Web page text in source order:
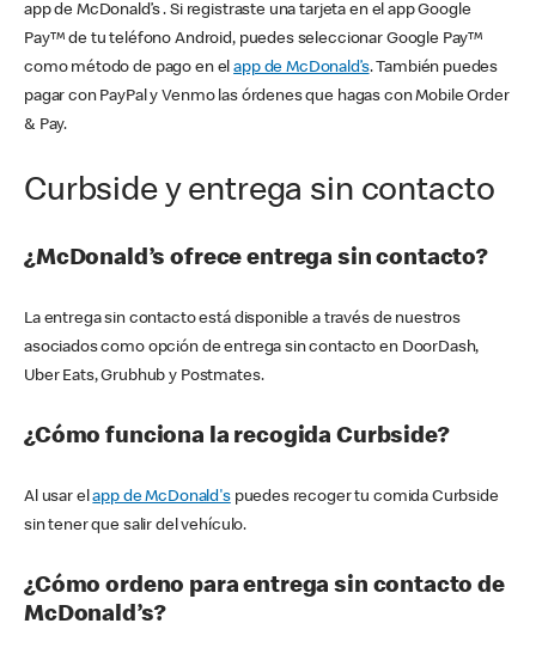
app de McDonald’s . Si registraste una tarjeta en el app Google
Pay™ de tu teléfono Android, puedes seleccionar Google Pay™
como método de pago en elapp de McDonald’s. También puedes
pagar con PayPal y Venmo las órdenes que hagas con Mobile Order
& Pay.
Curbside y entrega sin contacto
¿McDonald’s ofrece entrega sin contacto?
La entrega sin contacto está disponible a través de nuestros
asociados como opción de entrega sin contacto en DoorDash,
Uber Eats, Grubhub y Postmates.
¿Cómo funciona la recogida Curbside?
Al usar elapp de McDonald'spuedes recoger tu comida Curbside
sin tener que salir del vehículo.
¿Cómo ordeno para entrega sin contacto de
McDonald’s?